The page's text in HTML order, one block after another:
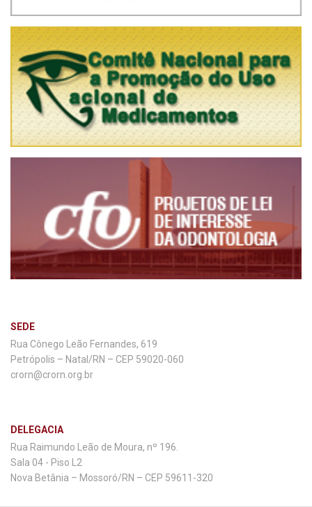
SEDE
Rua Cônego Leão Fernandes, 619
Petrópolis – Natal/RN – CEP 59020-060
crorn@crorn.org.br
DELEGACIA
Rua Raimundo Leão de Moura, nº 196.
Sala 04 - Piso L2
Nova Betânia – Mossoró/RN – CEP 59611-320